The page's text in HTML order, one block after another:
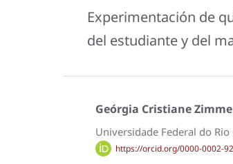
Experimentación de
del estudiante y del
Geórgia Cristiane
Universidade Federal do Rio
https://orcid.org/0000-0002-